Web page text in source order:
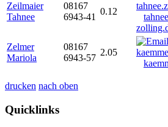
Zeilmaier
Tahnee
08167
6943-41
0.12
Zelmer
Mariola
08167
6943-57
2.05
drucken nach oben
Quicklinks